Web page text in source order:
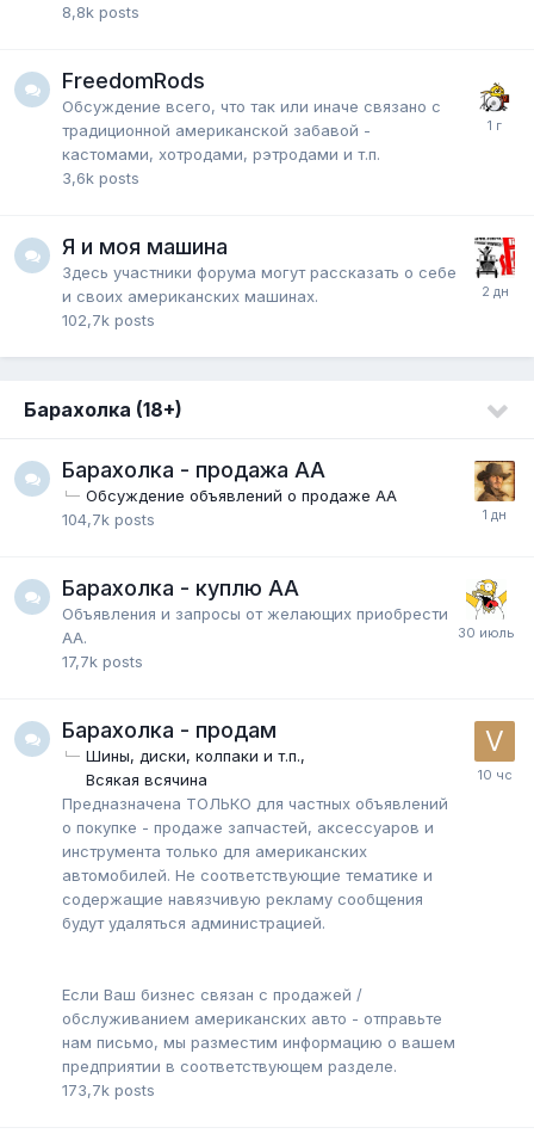
8,8k posts
FreedomRods
Обсуждение всего, что так или иначе связано с
традиционной американской забавой -
кастомами, хотродами, рэтродами и т.п.
3,6k posts
Я и моя машина
Здесь участники форума могут рассказать о себе
и своих американских машинах.
102,7k posts
Барахолка (18+)
Барахолка - продажа АА
Обсуждение объявлений о продаже АА
104,7k posts
Барахолка - куплю АА
Объявления и запросы от желающих приобрести
АА.
17,7k posts
Барахолка - продам
Шины, диски, колпаки и т.п.
Всякая всячина
Предназначена ТОЛЬКО для частных объявлений
о покупке - продаже запчастей, аксессуаров и
инструмента только для американских
автомобилей. Не соответствующие тематике и
содержащие навязчивую рекламу сообщения
будут удаляться администрацией.
Если Ваш бизнес связан с продажей /
обслуживанием американских авто - отправьте
нам письмо, мы разместим информацию о вашем
предприятии в соответствующем разделе.
173,7k posts